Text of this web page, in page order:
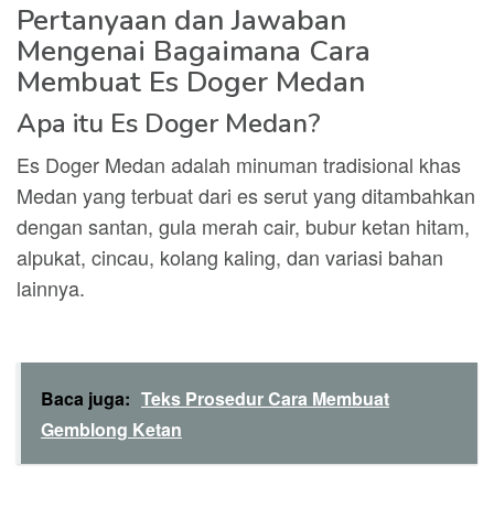
Pertanyaan dan Jawaban
Mengenai Bagaimana Cara
Membuat Es Doger Medan
Apa itu Es Doger Medan?
Es Doger Medan adalah minuman tradisional khas
Medan yang terbuat dari es serut yang ditambahkan
dengan santan, gula merah cair, bubur ketan hitam,
alpukat, cincau, kolang kaling, dan variasi bahan
lainnya.
Baca juga: Teks Prosedur Cara Membuat
Gemblong Ketan